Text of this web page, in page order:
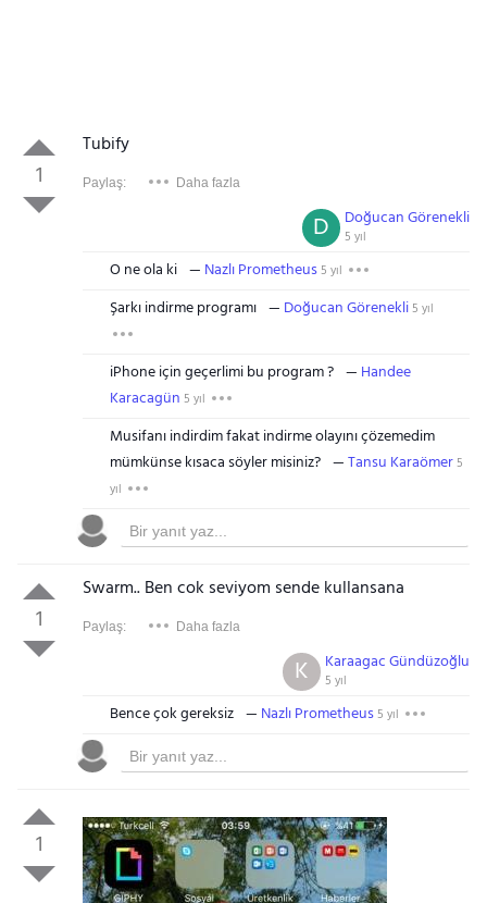
1
Tubify
Paylaş: Daha fazla
Doğucan Görenekli
5 yıl
D
O ne ola ki Nazlı Prometheus5 yıl
Şarkı indirme programı Doğucan Görenekli5 yıl
iPhone için geçerlimi bu program ?
Handee
Karacagün 5 yıl
Musifanı indirdim fakat indirme olayını çözemedim
mümkünse kısaca söyler misiniz?
Tansu Karaömer5
yıl
1
Swarm.. Ben cok seviyom sende kullansana
Paylaş: Daha fazla
Karaagac Gündüzoğlu
5 yıl
K
Bence çok gereksiz Nazlı Prometheus5 yıl
1